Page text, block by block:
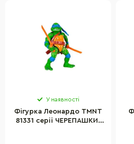
У наявності
Фігурка Леонардо TMNT
81331 серії ЧЕРЕПАШКИ-